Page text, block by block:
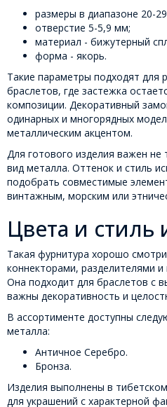
размеры в диапазоне 20-
отверстие 5-5,9 мм;
материал - бижутерный
форма - якорь.
Такие параметры подходят для
браслетов, где застежка
композиции. Декоративный
одинарных и многорядных
металлическим акцентом.
Для готового изделия важен
вид металла. Оттенок и стиль
подобрать совместимые
винтажным, морским или
Цвета и стиль
Такая фурнитура хорошо
коннекторами, разделителями
Она подходит для браслетов с
важны декоративность и
В ассортименте доступны
металла:
Античное Серебро.
Бронза.
Изделия выполнены в
для украшений с характерной